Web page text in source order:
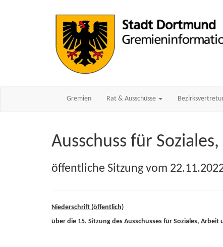
Gremien Rat & Ausschüsse
Ausschuss für
öffentliche Sitzung vom
Niederschrift (öffentlich)
über die 15. Sitzung des Ausschusses für Soziales, Arbeit